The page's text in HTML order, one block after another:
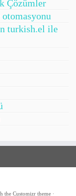
Çözümler
turkish.el ile
the Customizr theme·